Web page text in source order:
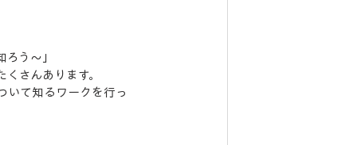
う〜」
さんあります。
いて知るワークを行っ